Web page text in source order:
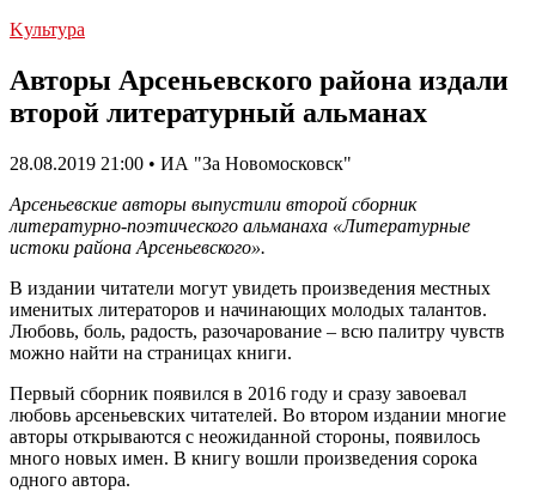
Kультура
Авторы Арсеньевского района издали
второй литературный альманах
28.08.2019 21:00 • ИА "За Новомосковск"
Арсеньевские авторы выпустили второй сборник
литературно-поэтического альманаха «Литературные
истоки района Арсеньевского».
В издании читатели могут увидеть произведения местных
именитых литераторов и начинающих молодых талантов.
Любовь, боль, радость, разочарование – всю палитру чувств
можно найти на страницах книги.
Первый сборник появился в 2016 году и сразу завоевал
любовь арсеньевских читателей. Во втором издании многие
авторы открываются с неожиданной стороны, появилось
много новых имен. В книгу вошли произведения сорока
одного автора.